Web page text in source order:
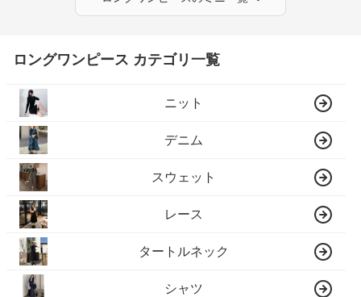
ロングワンピース カテゴリ一覧
ニット
デニム
スウェット
レース
タートルネック
シャツ